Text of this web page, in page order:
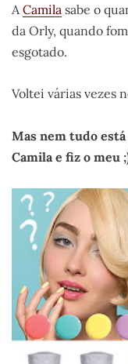
A Camila sabe o
da Orly, quando
esgotado.
Voltei várias vezes
Mas nem tudo
Camila e fiz o meu